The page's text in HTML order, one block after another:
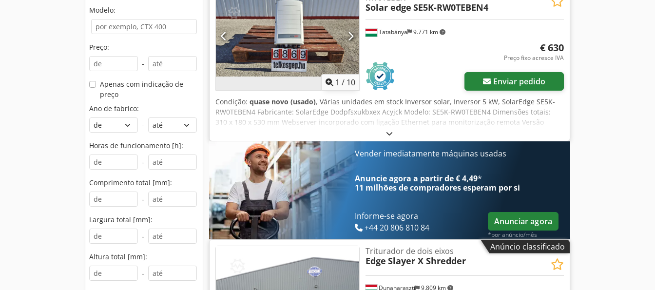
Modelo:
Preço:
-
Apenas com indicação de
preço
Ano de fabrico:
-
Horas de funcionamento [h]:
-
Comprimento total [mm]:
-
Largura total [mm]:
-
Altura total [mm]:
-
1 / 10
Tatabánya 9.771 km
Solar edge SE5K-RW0TEBEN4
€ 630
Preço fixo acresce IVA
Enviar pedido
Condição: quase novo (usado), Várias unidades em stock Inversor solar, Inversor 5 kW, SolarEdge SE5K-
RW0TEBEN4 Fabricante: SolarEdge Dodpfsxukbxex Acyjck Modelo: SE5K-RW0TEBEN4 Dimensões totais:
310 x 180 x 530 mm Webserver incorporado com ligação Ethernet para monitorização remota Versão
SetApp – apenas é necessário o kit de antena Wi-Fi para comunicação Alta eficiência (máx. 97,3%) Tensão
de conversão fixa Uso interno e externo (alta classe de proteção IP65) Compatível com SmartGrid
Conectores MC4 instalados de fábrica no inversor Garantia do fabricante de 12 anos, extensível até 25
anos por taxa adicional Atenção! O inversor funciona apenas com módulos inteligentes compatíveis
SolarEdge ou Otimizadores adicionais! Potência AC
Vender imediatamente máquinas usadas
Anuncie agora a partir de € 4,49*
11 milhões de compradoresesperam por si
Informe-se agora
+44 20 806 810 84
Anunciar agora
*por anúncio/mês
Anúncio classificado
Dunaharaszti 9.809 km
Triturador de dois eixos
Edge Slayer X Shredder